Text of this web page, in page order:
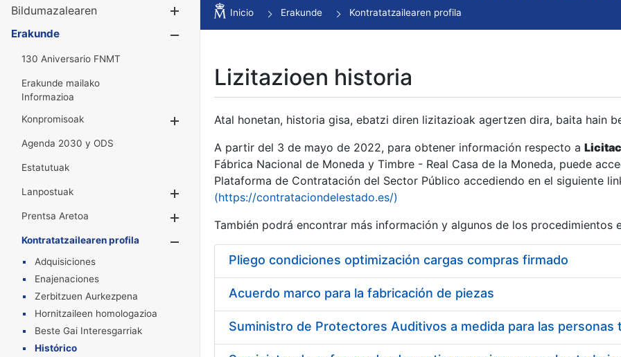
Bildumazalearen
Erakutsi/Ezkutatu
Erakunde
130 Aniversario FNMT
Erakunde mailako
Informazioa
Konpromisoak
Erakutsi/Ezkutatu
Agenda 2030 y ODS
Estatutuak
Lanpostuak
Erakutsi/Ezkutatu
Prentsa Aretoa
Erakutsi/Ezkutatu
Kontratatzailearen profila
Erakutsi/Ezkutatu
Adquisiciones
Enajenaciones
Zerbitzuen Aurkezpena
Hornitzaileen homologazioa
Beste Gai Interesgarriak
Histórico
Inicio Erakunde Kontratatzailearen profila
Lizitazioen historia
Atal honetan, historia gisa, ebatzi diren lizitazioak agertzen dira, baita hain
A partir del 3 de mayo de 2022, para obtener información respecto a
Fábrica Nacional de Moneda y Timbre - Real Casa de la Moneda, puede
Plataforma de Contratación del Sector Público accediendo en el siguiente
(https://contrataciondelestado.es/)
También podrá encontrar más información y algunos de los procedimientos
Pliego condiciones optimización cargas compras firmado
Acuerdo marco para la fabricación de piezas